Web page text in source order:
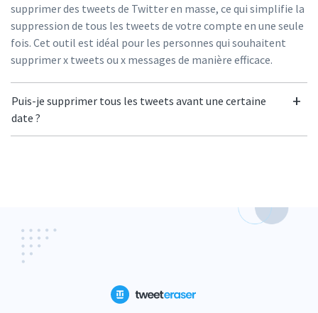
supprimer des tweets de Twitter en masse, ce qui simplifie la
suppression de tous les tweets de votre compte en une seule
fois. Cet outil est idéal pour les personnes qui souhaitent
supprimer x tweets ou x messages de manière efficace.
Puis-je supprimer tous les tweets avant une certaine
date ?